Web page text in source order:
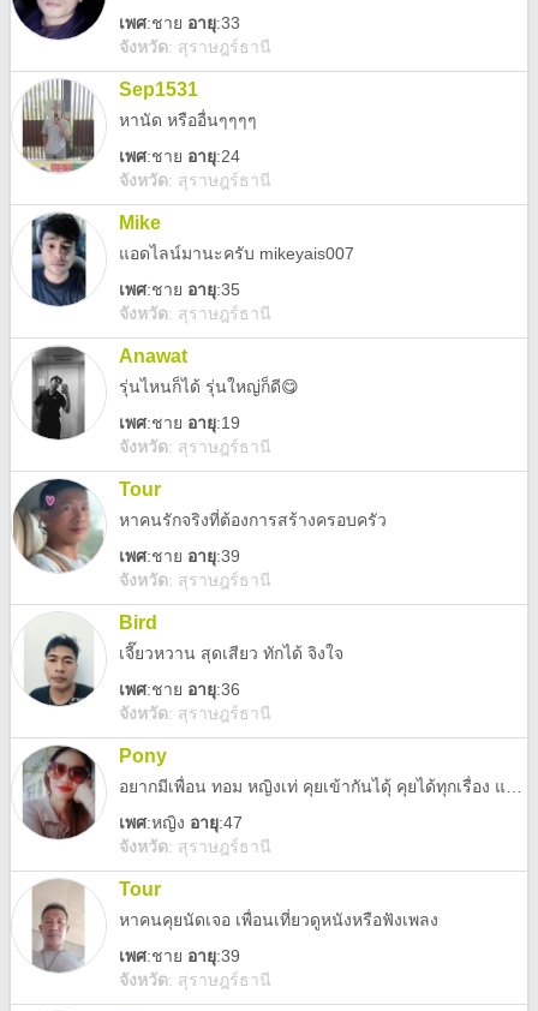
เพศ:ชาย อายุ:33
จังหวัด: สุราษฎร์ธานี
Sep1531
หานัด หรืออื่นๆๆๆๆ
เพศ:ชาย อายุ:24
จังหวัด: สุราษฎร์ธานี
Mike
แอดไลน์มานะครับ mikeyais007
เพศ:ชาย อายุ:35
จังหวัด: สุราษฎร์ธานี
Anawat
รุ่นไหนก็ได้ รุ่นใหญ่ก็ดี😋
เพศ:ชาย อายุ:19
จังหวัด: สุราษฎร์ธานี
Tour
หาคนรักจริงที่ต้องการสร้างครอบครัว
เพศ:ชาย อายุ:39
จังหวัด: สุราษฎร์ธานี
Bird
เจี๊ยวหวาน สุดเสียว ทักได้ จิงใจ
เพศ:ชาย อายุ:36
จังหวัด: สุราษฎร์ธานี
Pony
เพศ:หญิง อายุ:47
จังหวัด: สุราษฎร์ธานี
Tour
หาคนคุยนัดเจอ เพื่อนเที่ยวดูหนังหรือฟังเพลง
เพศ:ชาย อายุ:39
จังหวัด: สุราษฎร์ธานี